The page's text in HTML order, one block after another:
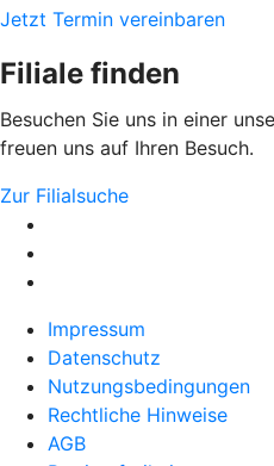
Jetzt Termin vereinbaren
Filiale finden
Besuchen Sie uns in einer
freuen uns auf Ihren Besuch.
Zur Filialsuche
Impressum
Datenschutz
Nutzungsbedingungen
Rechtliche Hinweise
AGB